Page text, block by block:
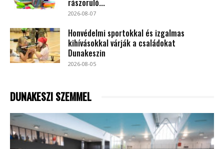
rászoruló...
2026-08-07
Honvédelmi sportokkal és izgalmas
kihívásokkal várják a családokat
Dunakeszin
2026-08-05
DUNAKESZI SZEMMEL